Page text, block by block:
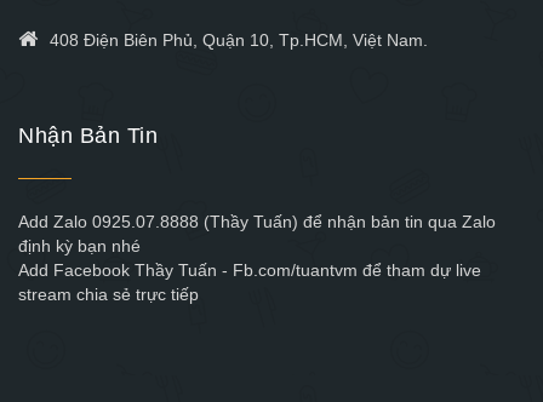
408 Điện Biên Phủ, Quận 10, Tp.HCM, Việt Nam.
Nhận Bản Tin
Add Zalo 0925.07.8888 (Thầy Tuấn) để nhận bản tin qua Zalo
định kỳ bạn nhé
Add Facebook Thầy Tuấn - Fb.com/tuantvm để tham dự live
stream chia sẻ trực tiếp